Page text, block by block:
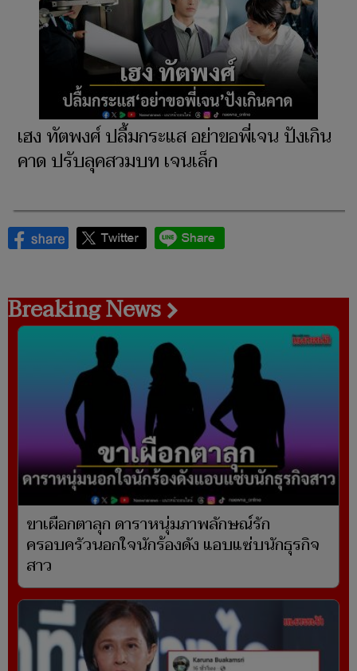
เฮง ทัตพงศ์ ปลื้มกระแส อย่าขอพี่เจน ปังเกิน
คาด ปรับลุคสวมบท เจนเล็ก
Breaking News
ขาเผือกตาลุก ดาราหนุ่มภาพลักษณ์รัก
ครอบครัวนอกใจนักร้องดัง แอบแซ่บนักธุรกิจ
สาว